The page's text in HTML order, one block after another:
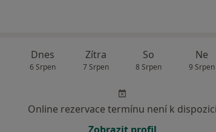
Dnes
6 Srpen
Zítra
7 Srpen
So
8 Srpen
Ne
9 Srpen
Online rezervace termínu není k dispozici